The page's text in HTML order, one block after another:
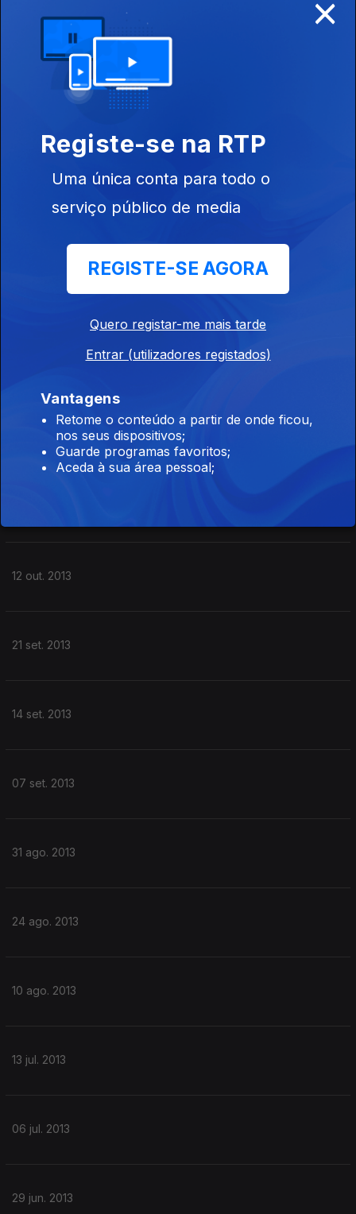
28 dez. 2013
21 dez. 2013
14 dez. 2013
02 nov. 2013
12 out. 2013
21 set. 2013
14 set. 2013
07 set. 2013
31 ago. 2013
24 ago. 2013
10 ago. 2013
13 jul. 2013
06 jul. 2013
29 jun. 2013
Registe-se na RTP
Uma única conta para todo o
serviço público de media
REGISTE-SE AGORA
Quero registar-me mais tarde
Entrar (utilizadores registados)
Vantagens
Retome o conteúdo a partir de onde ficou,
nos seus dispositivos;
Guarde programas favoritos;
Aceda à sua área pessoal;